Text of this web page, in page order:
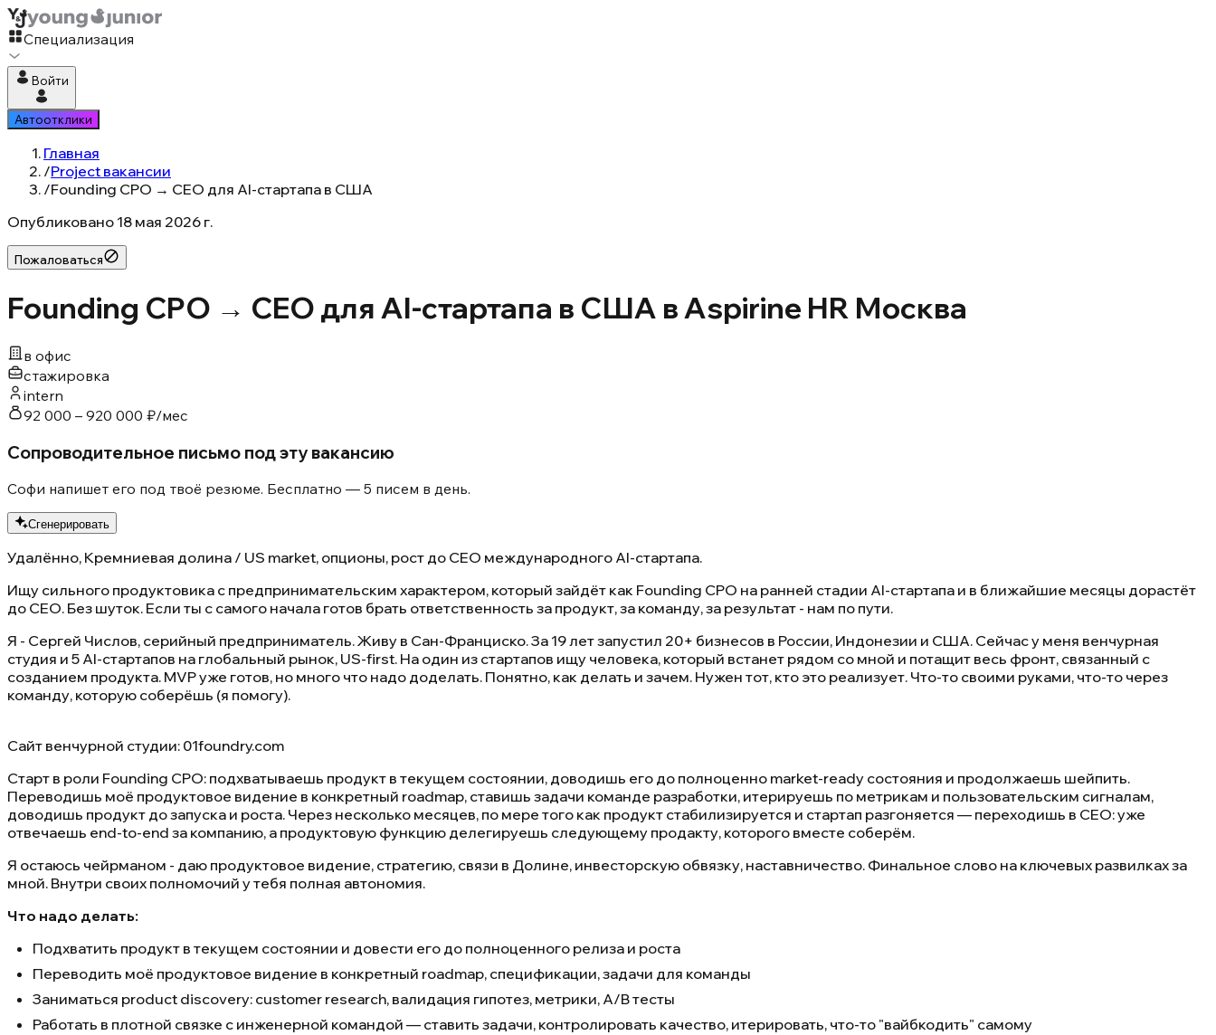
Специализация
Войти
Автоотклики
Главная
/Project вакансии
/Founding CPO → CEO для AI-стартапа в США
Опубликовано 18 мая 2026 г.
Пожаловаться
Founding CPO → CEO для AI-стартапа в США в Aspirine HR Москва
в офис
стажировка
intern
92 000 – 920 000 ₽/мес
Сопроводительное письмо под эту вакансию
Софи напишет его под твоё резюме. Бесплатно — 5 писем в день.
Сгенерировать
Удалённо, Кремниевая долина / US market, опционы, рост до CEO международного AI-стартапа.
Ищу сильного продуктовика с предпринимательским характером, который зайдёт как Founding CPO на ранней стадии AI-стартапа и в ближайшие месяцы дорастёт
до CEO. Без шуток. Если ты с самого начала готов брать ответственность за продукт, за команду, за результат - нам по пути.
Я - Сергей Числов, серийный предприниматель. Живу в Сан-Франциско. За 19 лет запустил 20+ бизнесов в России, Индонезии и США. Сейчас у меня венчурная
студия и 5 AI-стартапов на глобальный рынок, US-first. На один из стартапов ищу человека, который встанет рядом со мной и потащит весь фронт, связанный с
созданием продукта. MVP уже готов, но много что надо доделать. Понятно, как делать и зачем. Нужен тот, кто это реализует. Что-то своими руками, что-то через
команду, которую соберёшь (я помогу).
Сайт венчурной студии: 01foundry.com
Старт в роли Founding CPO: подхватываешь продукт в текущем состоянии, доводишь его до полноценно market-ready состояния и продолжаешь шейпить.
Переводишь моё продуктовое видение в конкретный roadmap, ставишь задачи команде разработки, итерируешь по метрикам и пользовательским сигналам,
доводишь продукт до запуска и роста. Через несколько месяцев, по мере того как продукт стабилизируется и стартап разгоняется — переходишь в CEO: уже
отвечаешь end-to-end за компанию, а продуктовую функцию делегируешь следующему продакту, которого вместе соберём.
Я остаюсь чейрманом - даю продуктовое видение, стратегию, связи в Долине, инвесторскую обвязку, наставничество. Финальное слово на ключевых развилках за
мной. Внутри своих полномочий у тебя полная автономия.
Что надо делать:
Подхватить продукт в текущем состоянии и довести его до полноценного релиза и роста
Переводить моё продуктовое видение в конкретный roadmap, спецификации, задачи для команды
Заниматься product discovery: customer research, валидация гипотез, метрики, A/B тесты
Работать в плотной связке с инженерной командой — ставить задачи, контролировать качество, итерировать, что-то "вайбкодить" самому